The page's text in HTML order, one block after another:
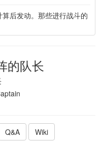
后发动。那些进行战斗的
的队长
Q&A
Wiki